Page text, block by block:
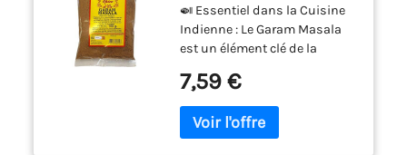
Sans Arôme Artificiel,
Sans Conservateur
🍛 Essentiel dans la Cuisine
Indienne : Le Garam Masala
est un élément clé de la
une variété de plats, des curry
aux ragoûts, en passant par
les légumes et les viandes. 💯
QUALITÉ : Nous préparons
7,59 €